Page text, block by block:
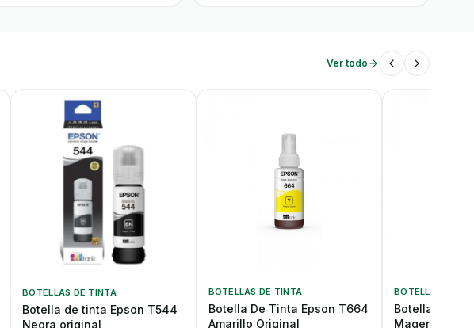
Ver todo
BOTELLAS DE TINTA
Botella de tinta Epson T544
Negra original
BOTELLAS DE TINTA
Botella De Tinta Epson T664
Amarillo Original
BOTELLAS DE
Botella De
Magenta